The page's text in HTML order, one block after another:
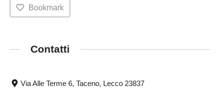
Bookmark
Contatti
Via Alle Terme 6, Taceno, Lecco 23837